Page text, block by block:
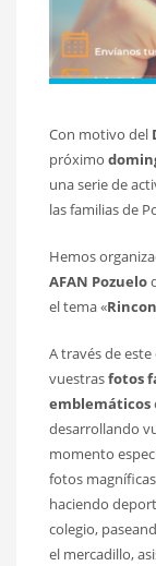
Con motivo del
próximo
una serie de
las familias de
Hemos
AFAN Pozuelo
el tema «
A través de
vuestrasfotos
emblemáticos
desarrollando
momento
fotos
haciendo
colegio,
el mercadillo,